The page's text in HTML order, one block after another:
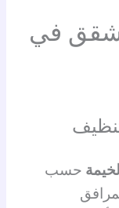
في
حسب